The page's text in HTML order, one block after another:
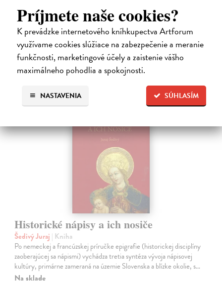
Príjmete naše cookies?
K prevádzke internetového kníhkupectva Artforum
využívame cookies slúžiace na zabezpečenie a meranie
funkčnosti, marketingové účely a zaistenie vášho
maximálneho pohodlia a spokojnosti.
SÚHLASÍM
NASTAVENIA
lexikónoch literatúry aj učebniciach, slovenské moderné umenie sa
bez nich nedá…
Na sklade
23,66 €
24,90 € ?
Historické nápisy a ich nosiče
Šedivý Juraj | Kniha
Po nemeckej a francúzskej príručke epigrafie (historickej disciplíny
zaoberajúcej sa nápismi) vychádza tretia syntéza vývoja nápisovej
kultúry, primárne zameraná na územie Slovenska a blízke okolie, s…
Na sklade